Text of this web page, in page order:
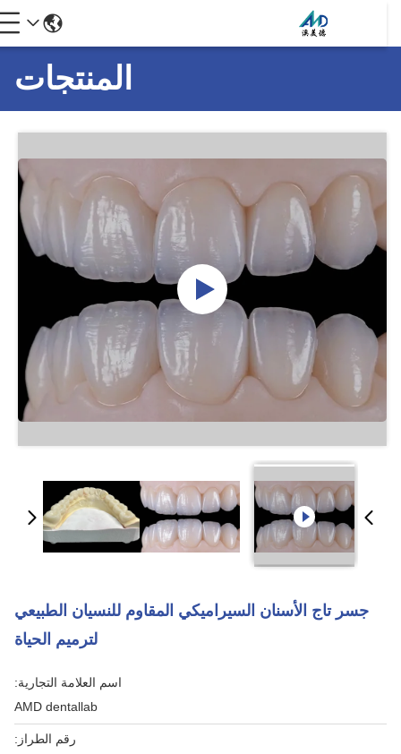
المنتجات
جسر تاج الأسنان السيراميكي المقاوم للنسيان الطبيعي
لترميم الحياة
اسم العلامة التجارية:
AMD dentallab
رقم الطراز: